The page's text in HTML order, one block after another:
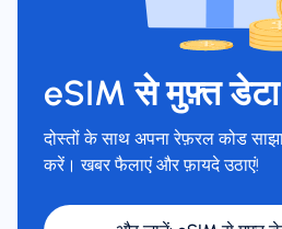
eSIM से मुफ़्त
दोस्तों के साथ अपना रेफ़रल कोड
करें। खबर फैलाएं और फ़ायदे उठाएं!